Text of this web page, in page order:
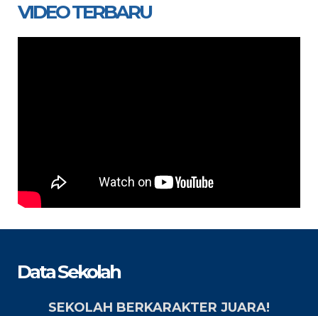
VIDEO TERBARU
Data Sekolah
SEKOLAH BERKARAKTER JUARA!